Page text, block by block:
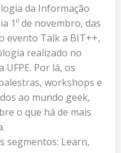
da Informação
1º de novembro, das
evento Talk a BIT++,
realizado no
Por lá, os
workshops e
ao mundo geek,
o que há de mais
segmentos: Learn,